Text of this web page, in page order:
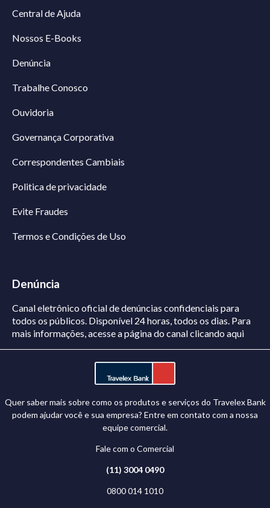
Central de Ajuda
Nossos E-Books
Denúncia
Trabalhe Conosco
Ouvidoria
Governança Corporativa
Correspondentes Cambiais
Politica de privacidade
Evite Fraudes
Termos e Condições de Uso
Denúncia
Canal eletrônico oficial de denúncias confidenciais para
todos os públicos. Disponível 24 horas, todos os dias. Para
mais informações, acesse a página do canalclicando aqui
Quer saber mais sobre como os produtos e serviços do Travelex Bank
podem ajudar você e sua empresa? Entre em contato com a nossa
equipe comercial.
Fale com o Comercial
(11) 3004 0490
0800 014 1010